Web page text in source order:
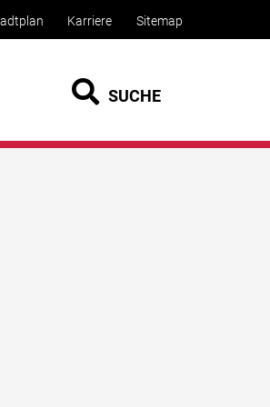
Karriere Sitemap
SUCHE